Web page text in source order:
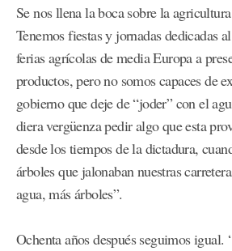
Se nos llena la boca sobre la
Tenemos fiestas y jornadas dedicadas
ferias agrícolas de media Europa a
productos, pero no somos capaces de
gobierno que deje de “joder” con el
diera vergüenza pedir algo que esta
desde los tiempos de la dictadura,
árboles que jalonaban nuestras
agua, más árboles”.
Ochenta años después seguimos igual.